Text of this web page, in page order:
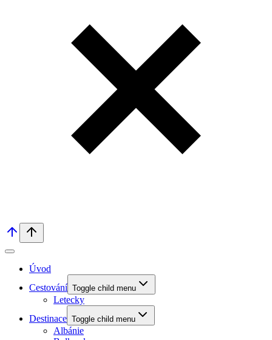
Úvod
Cestování Toggle child menu
Letecky
Destinace Toggle child menu
Albánie